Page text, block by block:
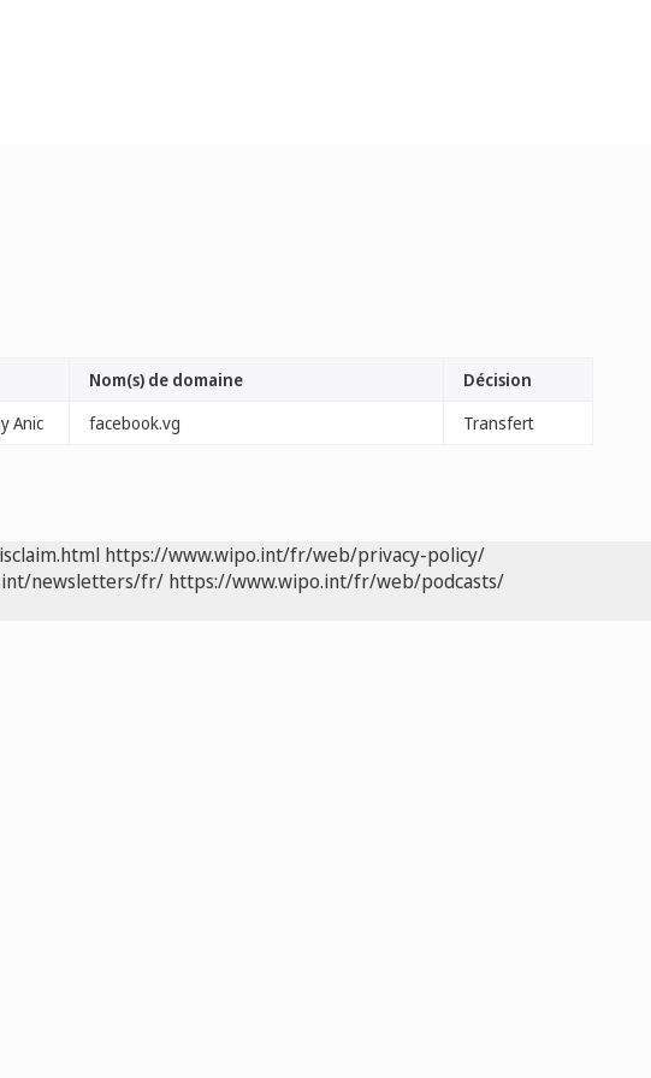
Nom(s) de domaine
Décision
Anic facebook.vg Transfert
https://www.wipo.int/fr/web/privacy-policy/
newsletters/fr/ https://www.wipo.int/fr/web/podcasts/